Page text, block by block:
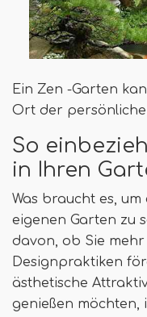
Ein Zen -Garten
Ort der
So
in Ihren
Was braucht es,
eigenen Garten zu
davon, ob Sie
Designpraktiken
ästhetische
genießen möchten,